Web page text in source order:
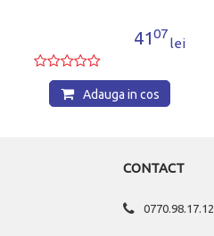
4107
lei
Adauga in cos
CONTACT
0770.98.17.12